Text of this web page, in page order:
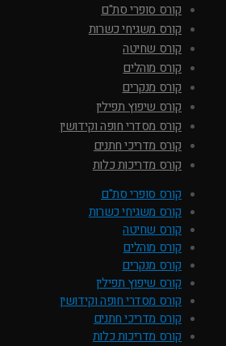
קורס סופרי סת"ם
קורס משגיחי כשרות
קורס שחיטה
קורס מוהלים
קורס מנקרים
קורס שיפוץ תפילין
קורס מסדרי חופה וקידושין
קורס מדריכי חתנים
קורס מדריכות כלות
קורס סופרי סת"ם
קורס משגיחי כשרות
קורס שחיטה
קורס מוהלים
קורס מנקרים
קורס שיפוץ תפילין
קורס מסדרי חופה וקידושין
קורס מדריכי חתנים
קורס מדריכות כלות